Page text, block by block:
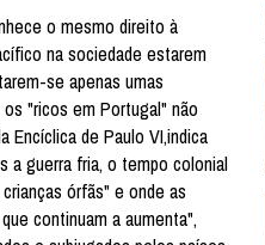
o mesmo direito à
na sociedade estarem
se apenas umas
"ricos em Portugal" não
Encíclica de Paulo VI,indica
a guerra fria, o tempo colonial
órfãs" e onde as
continuam a aumenta",